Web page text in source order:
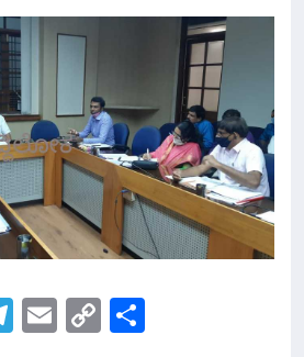
Telegram
Email
Copy